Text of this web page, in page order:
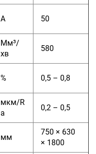
А 50
Мм³/
хв
580
% 0,5 – 0,8
мкм/R
a
0,2 – 0,5
мм
750 × 630
× 1800